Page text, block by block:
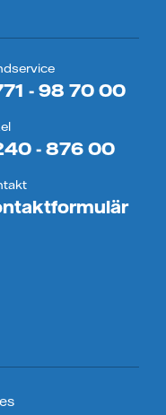
- 98 70 00
- 876 00